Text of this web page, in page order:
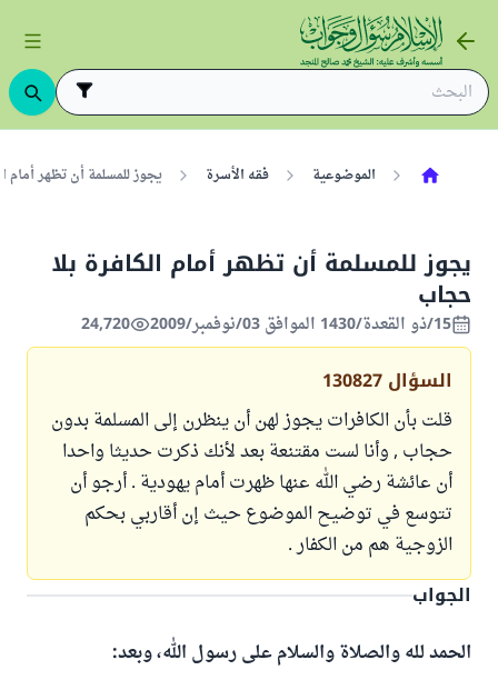
الموضوعية فقه الأسرة يجوز للمسلمة أن تظهر أمام
يجوز للمسلمة أن تظهر أمام الكافرة بلا
حجاب
15/ذو القعدة/1430 الموافق 03/نوفمبر/2009 24,720
السؤال 130827
قلت بأن الكافرات يجوز لهن أن ينظرن إلى المسلمة بدون
حجاب , وأنا لست مقتنعة بعد لأنك ذكرت حديثا واحدا
أن عائشة رضي الله عنها ظهرت أمام يهودية . أرجو أن
تتوسع في توضيح الموضوع حيث إن أقاربي بحكم
الزوجية هم من الكفار .
الجواب
الحمد لله والصلاة والسلام على رسول الله، وبعد: